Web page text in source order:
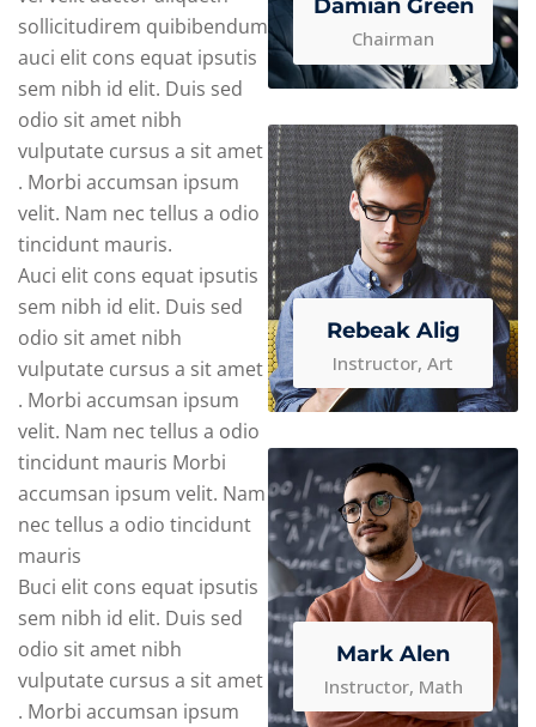
sollicitudirem quibibendum
auci elit cons equat ipsutis
sem nibh id elit. Duis sed
odio sit amet nibh
vulputate cursus a sit amet
. Morbi accumsan ipsum
velit. Nam nec tellus a odio
tincidunt mauris.
Auci elit cons equat ipsutis
sem nibh id elit. Duis sed
odio sit amet nibh
vulputate cursus a sit amet
. Morbi accumsan ipsum
velit. Nam nec tellus a odio
tincidunt mauris Morbi
accumsan ipsum velit. Nam
nec tellus a odio tincidunt
mauris
Buci elit cons equat ipsutis
sem nibh id elit. Duis sed
odio sit amet nibh
vulputate cursus a sit amet
. Morbi accumsan ipsum
Damian Green
Chairman
Rebeak Alig
Instructor, Art
Mark Alen
Instructor, Math